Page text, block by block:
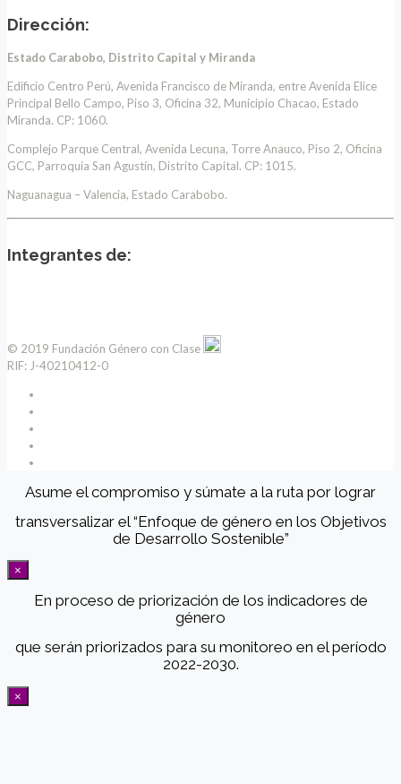
Dirección:
Estado Carabobo, Distrito Capital y Miranda
Edificio Centro Perú, Avenida Francisco de Miranda, entre Avenida Elice
Principal Bello Campo, Piso 3, Oficina 32, Municipio Chacao, Estado
Miranda. CP: 1060.
Complejo Parque Central, Avenida Lecuna, Torre Anauco, Piso 2, Oficina
GCC, Parroquia San Agustín, Distrito Capital. CP: 1015.
Naguanagua – Valencia, Estado Carabobo.
Integrantes de:
© 2019 Fundación Género con Clase
RIF: J-40210412-0
Asume el compromiso y súmate a la ruta por lograr
transversalizar el “Enfoque de género en los Objetivos
de Desarrollo Sostenible”
×
En proceso de priorización de los indicadores de
género
que serán priorizados para su monitoreo en el período
2022-2030.
×